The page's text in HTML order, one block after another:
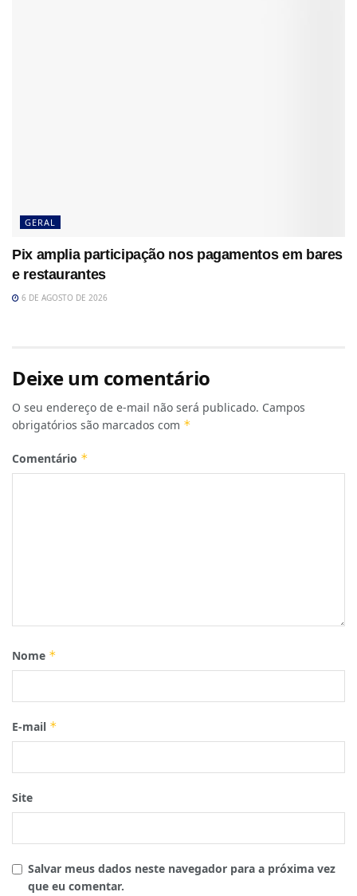
GERAL
Pix amplia participação nos pagamentos em bares
e restaurantes
6 DE AGOSTO DE 2026
Deixe um comentário
O seu endereço de e-mail não será publicado. Campos
obrigatórios são marcados com *
Comentário *
Nome *
E-mail *
Site
Salvar meus dados neste navegador para a próxima vez
que eu comentar.